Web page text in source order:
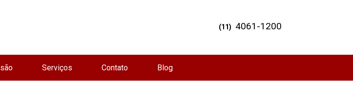
Serviços Contato Blog
(11) 4061-1200